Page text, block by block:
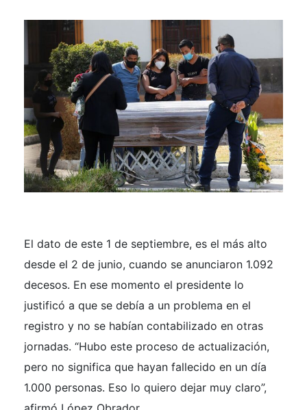
El dato de este 1 de septiembre, es el más alto
desde el 2 de junio, cuando se anunciaron 1.092
decesos. En ese momento el presidente lo
justificó a que se debía a un problema en el
registro y no se habían contabilizado en otras
jornadas. “Hubo este proceso de actualización,
pero no significa que hayan fallecido en un día
1.000 personas. Eso lo quiero dejar muy claro”,